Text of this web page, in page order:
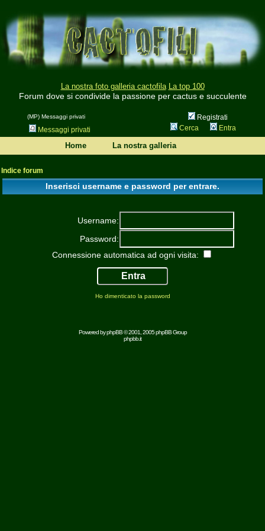
La nostra foto galleria cactofila La top 100
Forum dove si condivide la passione per cactus e succulente
(MP) Messaggi privati
Registrati
Messaggi privati
Cerca Entra
Home La nostra galleria
Indice forum
Inserisci username e password per entrare.
Username:
Password:
Connessione automatica ad ogni visita:
Ho dimenticato la password
Powered byphpBB© 2001, 2005 phpBB Group
phpbb.it